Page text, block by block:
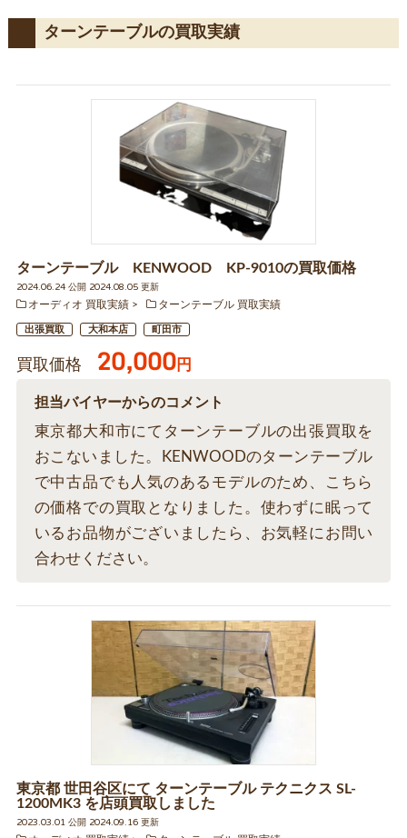
ターンテーブルの買取実績
ターンテーブル KENWOOD KP-9010の買取価格
2024.06.24 公開 2024.08.05 更新
オーディオ 買取実績
ターンテーブル 買取実績
出張買取 大和本店 町田市
買取価格 20,000円
担当バイヤーからのコメント
東京都大和市にてターンテーブルの出張買取を
おこないました。KENWOODのターンテーブル
で中古品でも人気のあるモデルのため、こちら
の価格での買取となりました。使わずに眠って
いるお品物がございましたら、お気軽にお問い
合わせください。
東京都 世田谷区にて ターンテーブル テクニクス SL-
1200MK3 を店頭買取しました
2023.03.01 公開 2024.09.16 更新